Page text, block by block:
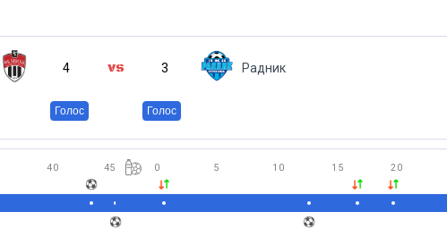
4 3 Радник
Голос Голос
40 45 0 5 10 15 20